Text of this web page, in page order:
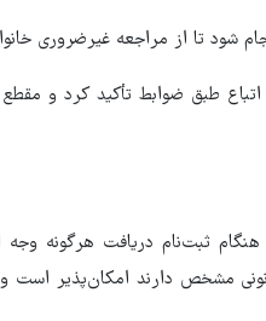
شود تا از مراجعه غیرضروری
طبق ضوابط تأکید کرد و مقطع
ثبت‌نام دریافت هرگونه وجه
مشخص دارند امکان‌پذیر است